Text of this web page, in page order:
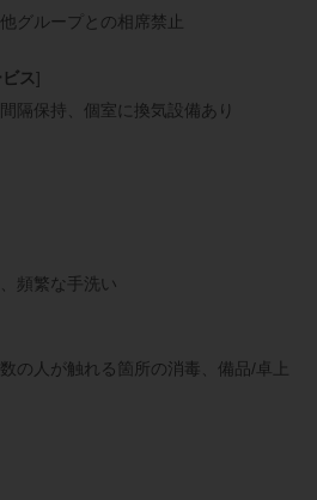
他グループとの相席禁止
ス]
隔保持
個室に換気設備あり
頻繁な手洗い
の人が触れる箇所の消毒
備品/卓上